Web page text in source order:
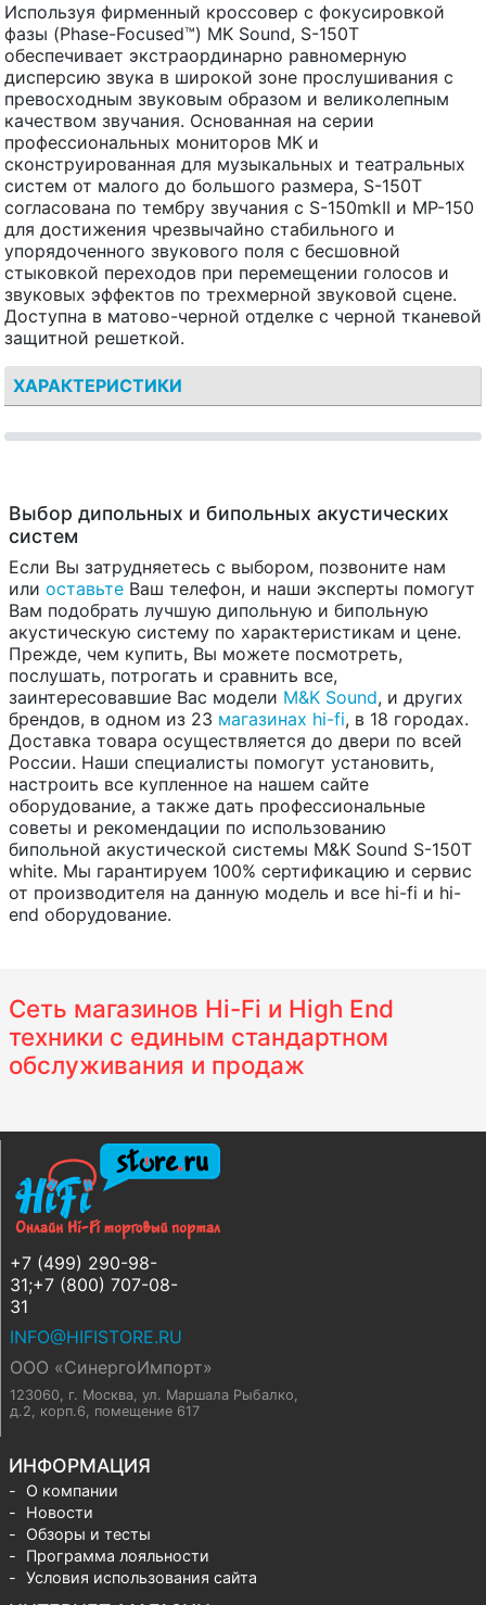
Используя фирменный кроссовер с фокусировкой
фазы (Phase-Focused™) MK Sound, S-150T
обеспечивает экстраординарно равномерную
дисперсию звука в широкой зоне прослушивания с
превосходным звуковым образом и великолепным
качеством звучания. Основанная на серии
профессиональных мониторов MK и
сконструированная для музыкальных и театральных
систем от малого до большого размера, S-150T
согласована по тембру звучания с S-150mkII и MP-150
для достижения чрезвычайно стабильного и
упорядоченного звукового поля с бесшовной
стыковкой переходов при перемещении голосов и
звуковых эффектов по трехмерной звуковой сцене.
Доступна в матово-черной отделке с черной тканевой
защитной решеткой.
ХАРАКТЕРИСТИКИ
Выбор дипольных и бипольных акустических
систем
Если Вы затрудняетесь с выбором, позвоните нам
или оставьте Ваш телефон, и наши эксперты помогут
Вам подобрать лучшую дипольную и бипольную
акустическую систему по характеристикам и цене.
Прежде, чем купить, Вы можете посмотреть,
послушать, потрогать и сравнить все,
заинтересовавшие Вас модели M&K Sound, и других
брендов, в одном из 23 магазинах hi-fi, в 18 городах.
Доставка товара осуществляется до двери по всей
России. Наши специалисты помогут установить,
настроить все купленное на нашем сайте
оборудование, а также дать профессиональные
советы и рекомендации по использованию
бипольной акустической системы M&K Sound S-150T
white. Мы гарантируем 100% сертификацию и сервис
от производителя на данную модель и все hi-fi и hi-
end оборудование.
Сеть магазинов Hi-Fi и High End
техники с единым стандартном
обслуживания и продаж
+7 (499) 290-98-
31;+7 (800) 707-08-
31
INFO@HIFISTORE.RU
ООО «СинергоИмпорт»
123060, г. Москва, ул. Маршала Рыбалко,
д.2, корп.6, помещение 617
ИНФОРМАЦИЯ
О компании
Новости
Обзоры и тесты
Программа лояльности
Условия использования сайта